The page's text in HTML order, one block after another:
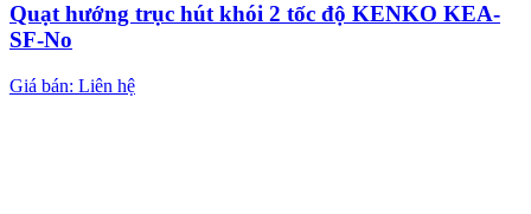
Quạt hướng trục hút khói 2 tốc độ KENKO KEA-
SF-No
Giá bán: Liên hệ